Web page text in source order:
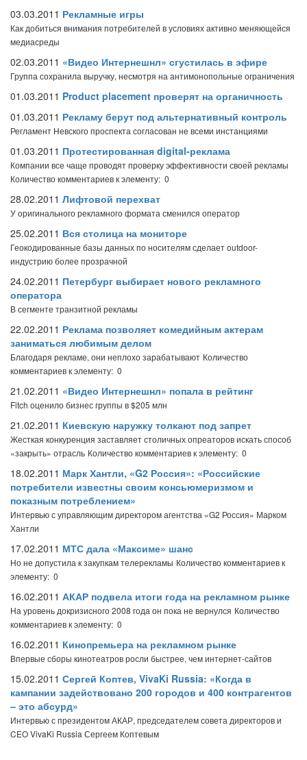
03.03.2011 Рекламные игры
Как добиться внимания потребителей в условиях активно меняющейся
медиасреды
02.03.2011 «Видео Интернешнл» сгустилась в эфире
Группа сохранила выручку, несмотря на антимонопольные ограничения
01.03.2011 Product placement проверят на органичность
01.03.2011 Рекламу берут под альтернативный контроль
Регламент Невского проспекта согласован не всеми инстанциями
01.03.2011 Протестированная digital-реклама
Компании все чаще проводят проверку эффективности своей рекламы
Количество комментариев к элементу: 0
28.02.2011 Лифтовой перехват
У оригинального рекламного формата сменился оператор
25.02.2011 Вся столица на мониторе
Геокодированные базы данных по носителям сделает outdoor-
индустрию более прозрачной
24.02.2011 Петербург выбирает нового рекламного
оператора
В сегменте транзитной рекламы
22.02.2011 Реклама позволяет комедийным актерам
заниматься любимым делом
Благодаря рекламе, они неплохо зарабатывают Количество
комментариев к элементу: 0
21.02.2011 «Видео Интернешнл» попала в рейтинг
Fitch оценило бизнес группы в $205 млн
21.02.2011 Киевскую наружку толкают под запрет
Жесткая конкуренция заставляет столичных опреаторов искать способ
«закрыть» отрасль Количество комментариев к элементу: 0
18.02.2011 Марк Хантли, «G2 Россия»: «Российские
потребители известны своим консьюмеризмом и
показным потреблением»
Интервью с управляющим директором агентства «G2 Россия» Марком
Хантли
17.02.2011 МТС дала «Максиме» шанс
Но не допустила к закупкам телерекламы Количество комментариев к
элементу: 0
16.02.2011 АКАР подвела итоги года на рекламном рынке
На уровень докризисного 2008 года он пока не вернулся Количество
комментариев к элементу: 0
16.02.2011 Кинопремьера на рекламном рынке
Впервые сборы кинотеатров росли быстрее, чем интернет-сайтов
15.02.2011 Сергей Коптев, VivaKi Russia: «Когда в
кампании задействовано 200 городов и 400 контрагентов
– это абсурд»
Интервью с президентом АКАР, председателем совета директоров и
CEO VivaKi Russia Сергеем Коптевым